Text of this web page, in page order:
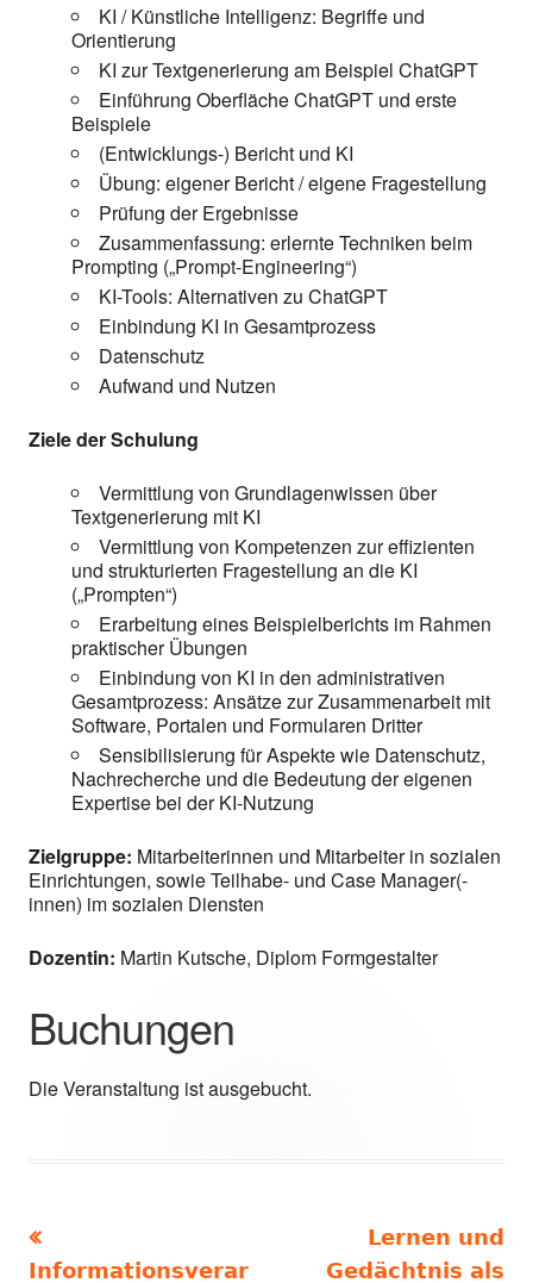
KI / Künstliche Intelligenz: Begriffe und
Orientierung
KI zur Textgenerierung am Beispiel ChatGPT
Einführung Oberfläche ChatGPT und erste
Beispiele
(Entwicklungs-) Bericht und KI
Übung: eigener Bericht / eigene Fragestellung
Prüfung der Ergebnisse
Zusammenfassung: erlernte Techniken beim
Prompting („Prompt-Engineering“)
KI-Tools: Alternativen zu ChatGPT
Einbindung KI in Gesamtprozess
Datenschutz
Aufwand und Nutzen
Ziele der Schulung
Vermittlung von Grundlagenwissen über
Textgenerierung mit KI
Vermittlung von Kompetenzen zur effizienten
und strukturierten Fragestellung an die KI
(„Prompten“)
Erarbeitung eines Beispielberichts im Rahmen
praktischer Übungen
Einbindung von KI in den administrativen
Gesamtprozess: Ansätze zur Zusammenarbeit mit
Software, Portalen und Formularen Dritter
Sensibilisierung für Aspekte wie Datenschutz,
Nachrecherche und die Bedeutung der eigenen
Expertise bei der KI-Nutzung
Zielgruppe: Mitarbeiterinnen und Mitarbeiter in sozialen
Einrichtungen, sowie Teilhabe- und Case Manager(-
innen) im sozialen Diensten
Dozentin: Martin Kutsche, Diplom Formgestalter
Buchungen
Die Veranstaltung ist ausgebucht.
Beitragsnavigation
Beitrag:
Informationsverar
Nächster
Beitrag
Lernen und
Gedächtnis als